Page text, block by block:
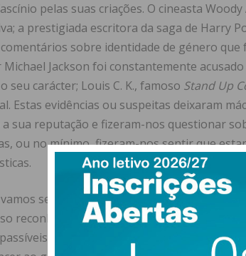
pelas suas criações. O cineasta
a prestigiada escritora da saga de Harry
sobre identidade de género que
Jackson foi constantemente
seu carácter; Louis C. K., famoso Stand Up
Estas evidências ou suspeitas deixaram
sua reputação e fizeram-nos questionar
ou no mínimo, fizeram-nos sentir que
sendo presenteados com homens de
reconhecimento pelo trajeto empresarial
de reparos. O mediático empresário